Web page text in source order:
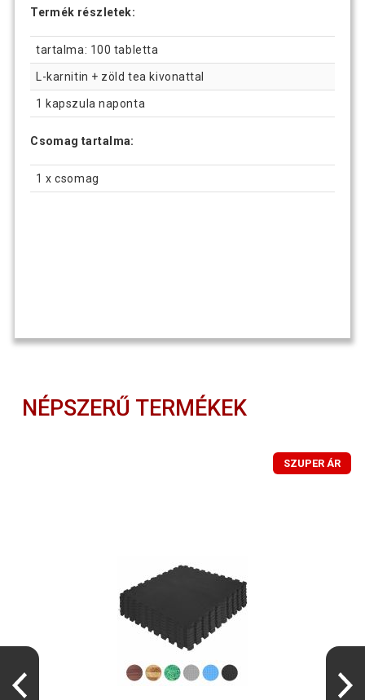
Termék részletek:
tartalma: 100 tabletta
L-karnitin + zöld tea kivonattal
1 kapszula naponta
Csomag tartalma:
1 x csomag
NÉPSZERŰ TERMÉKEK
SZUPER ÁR